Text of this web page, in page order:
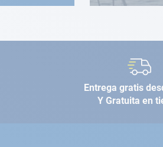
Entrega gratis
Y Gratuita en